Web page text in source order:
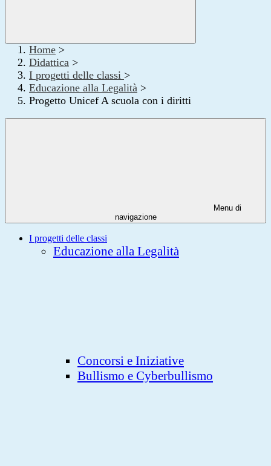
Home >
Didattica >
I progetti delle classi >
Educazione alla Legalità >
Progetto Unicef A scuola con i diritti
Menu di
navigazione
I progetti delle classi
Educazione alla Legalità
Concorsi e Iniziative
Bullismo e Cyberbullismo